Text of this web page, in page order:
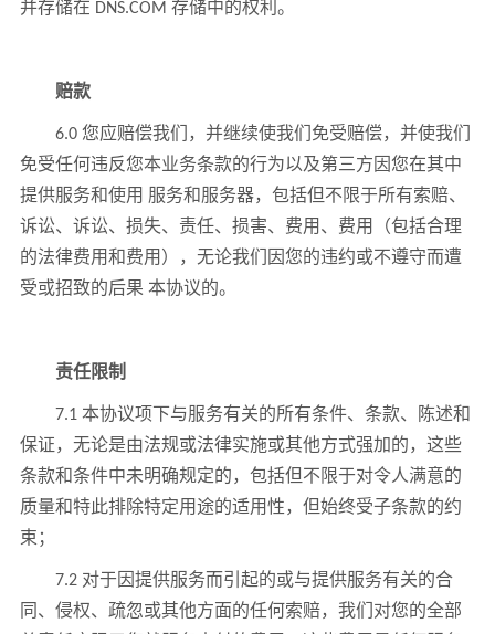
并存储在 DNS.COM 存储中的权利。
赔款
6.0 您应赔偿我们，并继续使我们免受赔偿，并使我们
免受任何违反您本业务条款的行为以及第三方因您在其中
提供服务和使用 服务和服务器，包括但不限于所有索赔、
诉讼、诉讼、损失、责任、损害、费用、费用（包括合理
的法律费用和费用），无论我们因您的违约或不遵守而遭
受或招致的后果 本协议的。
责任限制
7.1 本协议项下与服务有关的所有条件、条款、陈述和
保证，无论是由法规或法律实施或其他方式强加的，这些
条款和条件中未明确规定的，包括但不限于对令人满意的
质量和特此排除特定用途的适用性，但始终受子条款的约
束；
7.2 对于因提供服务而引起的或与提供服务有关的合
同、侵权、疏忽或其他方面的任何索赔，我们对您的全部